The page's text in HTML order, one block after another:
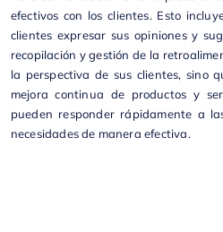
efectivos con los clientes. Esto
clientes expresar sus opiniones y
recopilación y gestión de la
la perspectiva de sus clientes, sino
mejora continua de productos y
pueden responder rápidamente a
necesidades de manera efectiva.